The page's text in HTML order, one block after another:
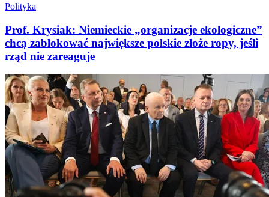
Polityka
Prof. Krysiak: Niemieckie „organizacje ekologiczne”
chcą zablokować największe polskie złoże ropy, jeśli
rząd nie zareaguje